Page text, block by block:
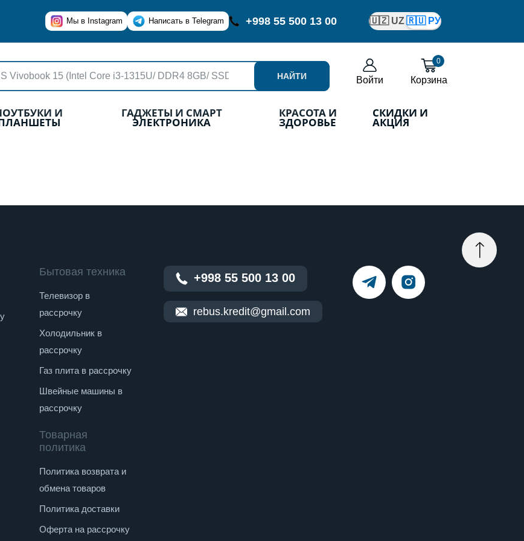
Мы в Instagram Написать в Telegram +998 55 500 13 00 🇺🇿 UZ🇷🇺 РУ
НАЙТИ Войти
0
Корзина
И ГАДЖЕТЫ И СМАРТ
ЭЛЕКТРОНИКА
КРАСОТА И
ЗДОРОВЬЕ
СКИДКИ И
АКЦИЯ
Бытовая техника
Телевизор в
рассрочку
Холодильник в
рассрочку
Газ плита в рассрочку
Швейные машины в
рассрочку
Товарная
политика
Политика возврата и
обмена товаров
Политика доставки
Оферта на рассрочку
+998 55 500 13 00
rebus.kredit@gmail.com